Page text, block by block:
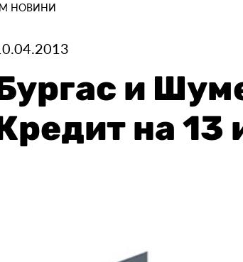
НОВИНИ
и
на 13